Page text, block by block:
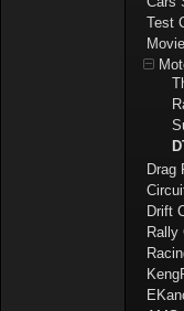
Test
Movie
Drag
Drift
Rally